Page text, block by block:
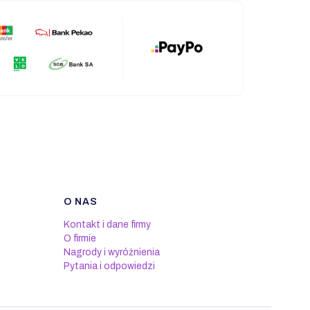
O NAS
Kontakt i dane firmy
O firmie
Nagrody i wyróżnienia
Pytania i odpowiedzi